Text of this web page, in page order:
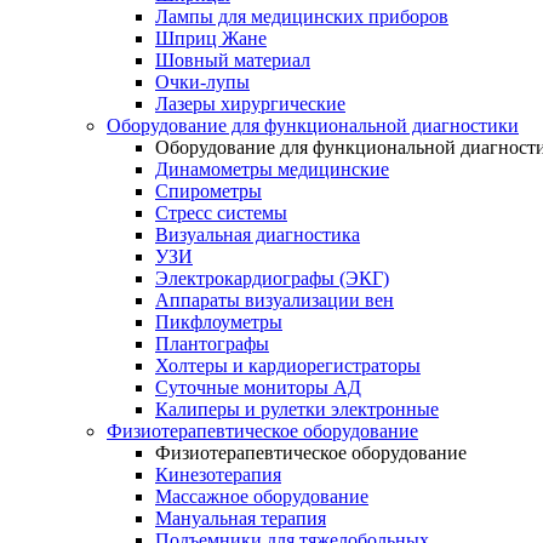
Лампы для медицинских приборов
Шприц Жане
Шовный материал
Очки-лупы
Лазеры хирургические
Оборудование для функциональной диагностики
Оборудование для функциональной
Динамометры медицинские
Спирометры
Стресс системы
Визуальная диагностика
УЗИ
Электрокардиографы (ЭКГ)
Аппараты визуализации вен
Пикфлоуметры
Плантографы
Холтеры и кардиорегистраторы
Суточные мониторы АД
Калиперы и рулетки электронные
Физиотерапевтическое оборудование
Физиотерапевтическое оборудование
Кинезотерапия
Массажное оборудование
Мануальная терапия